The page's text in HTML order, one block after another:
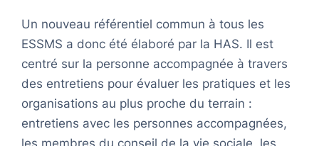
Un nouveau référentiel commun à tous les
ESSMS a donc été élaboré par la HAS. Il est
centré sur la personne accompagnée à travers
des entretiens pour évaluer les pratiques et les
organisations au plus proche du terrain :
entretiens avec les personnes accompagnées,